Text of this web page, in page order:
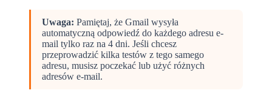
Uwaga: Pamiętaj, że Gmail wysyła
automatyczną odpowiedź do każdego adresu e-
mail tylko raz na 4 dni. Jeśli chcesz
przeprowadzić kilka testów z tego samego
adresu, musisz poczekać lub użyć różnych
adresów e-mail.